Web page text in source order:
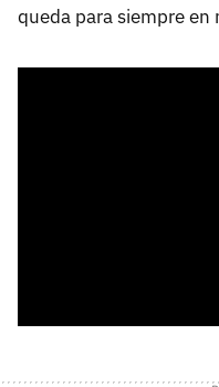
queda para siempre